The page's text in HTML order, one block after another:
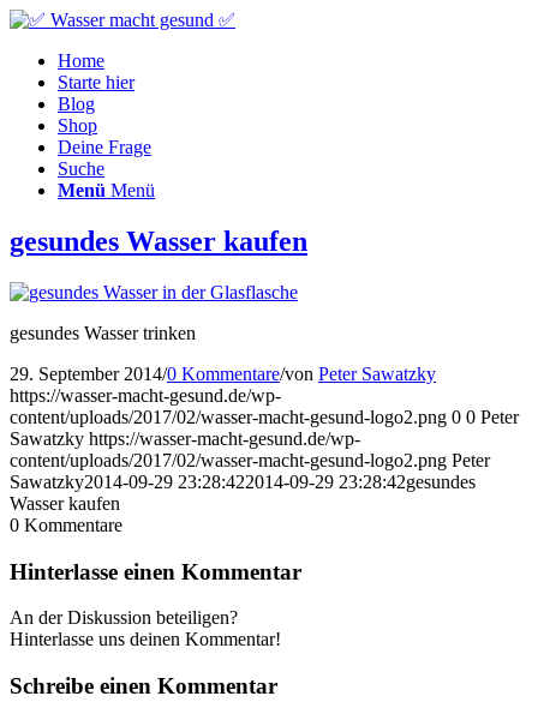
Home
Starte hier
Blog
Shop
Deine Frage
Suche
Menü Menü
gesundes Wasser kaufen
gesundes Wasser trinken
29. September 2014/0 Kommentare/von Peter Sawatzky
https://wasser-macht-gesund.de/wp-
content/uploads/2017/02/wasser-macht-gesund-logo2.png 0 0 Peter
Sawatzky https://wasser-macht-gesund.de/wp-
content/uploads/2017/02/wasser-macht-gesund-logo2.png Peter
Sawatzky2014-09-29 23:28:422014-09-29 23:28:42gesundes
Wasser kaufen
0 Kommentare
Hinterlasse einen Kommentar
An der Diskussion beteiligen?
Hinterlasse uns deinen Kommentar!
Schreibe einen Kommentar